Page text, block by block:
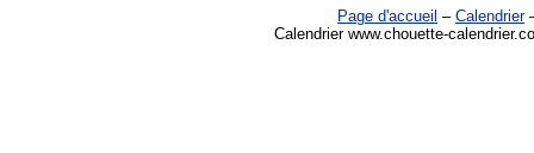
Page d'accueil – Calendrier
Calendrier www.chouette-